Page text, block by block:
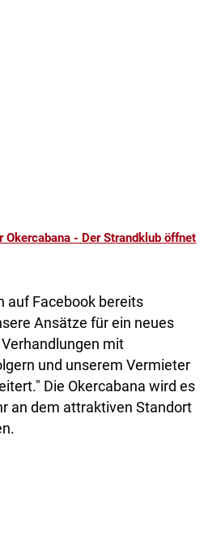
Okercabana - Der Strandklub öffnet
auf Facebook bereits
Ansätze für ein neues
mit
und unserem Vermieter
Die Okercabana wird es
an dem attraktiven Standort